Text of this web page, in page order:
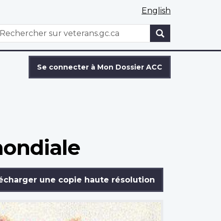
English
WxT
Se connecter à Mon Dossier ACC
une copie haute résolution